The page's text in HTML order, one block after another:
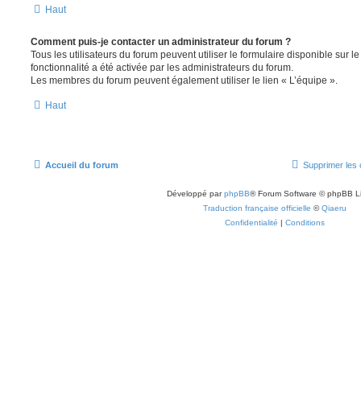
Haut
Comment puis-je contacter un administrateur du forum ?
Tous les utilisateurs du forum peuvent utiliser le formulaire disponible sur
fonctionnalité a été activée par les administrateurs du forum.
Les membres du forum peuvent également utiliser le lien « L’équipe ».
Haut
Accueil du forum Supprimer les
Développé parphpBB® Forum Software © phpBB
Traduction française officielle ©Qiaeru
Confidentialité | Conditions